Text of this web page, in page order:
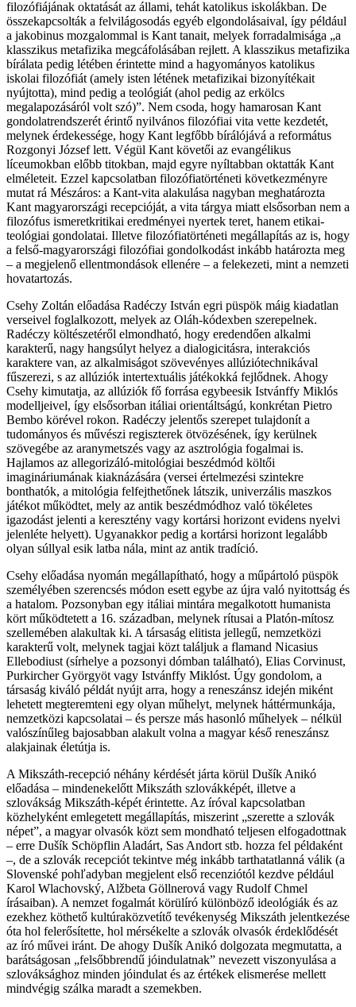
filozófiájának oktatását az állami, tehát katolikus iskolákban. De
összekapcsolták a felvilágosodás egyéb elgondolásaival, így például
a jakobinus mozgalommal is Kant tanait, melyek forradalmisága „a
klasszikus metafizika megcáfolásában rejlett. A klasszikus metafizika
bírálata pedig létében érintette mind a hagyományos katolikus
iskolai filozófiát (amely isten létének metafizikai bizonyítékait
nyújtotta), mind pedig a teológiát (ahol pedig az erkölcs
megalapozásáról volt szó)”. Nem csoda, hogy hamarosan Kant
gondolatrendszerét érintő nyilvános filozófiai vita vette kezdetét,
melynek érdekessége, hogy Kant legfőbb bírálójává a református
Rozgonyi József lett. Végül Kant követői az evangélikus
líceumokban előbb titokban, majd egyre nyíltabban oktatták Kant
elméleteit. Ezzel kapcsolatban filozófiatörténeti következményre
mutat rá Mészáros: a Kant-vita alakulása nagyban meghatározta
Kant magyarországi recepcióját, a vita tárgya miatt elsősorban nem a
filozófus ismeretkritikai eredményei nyertek teret, hanem etikai-
teológiai gondolatai. Illetve filozófiatörténeti megállapítás az is, hogy
a felső-magyarországi filozófiai gondolkodást inkább határozta meg
– a megjelenő ellentmondások ellenére – a felekezeti, mint a nemzeti
hovatartozás.
Csehy Zoltán előadása Radéczy István egri püspök máig kiadatlan
verseivel foglalkozott, melyek az Oláh-kódexben szerepelnek.
Radéczy költészetéről elmondható, hogy eredendően alkalmi
karakterű, nagy hangsúlyt helyez a dialogicitásra, interakciós
karaktere van, az alkalmiságot szövevényes allúziótechnikával
fűszerezi, s az allúziók intertextuális játékokká fejlődnek. Ahogy
Csehy kimutatja, az allúziók fő forrása egybeesik Istvánffy Miklós
modelljeivel, így elsősorban itáliai orientáltságú, konkrétan Pietro
Bembo körével rokon. Radéczy jelentős szerepet tulajdonít a
tudományos és művészi regiszterek ötvözésének, így kerülnek
szövegébe az aranymetszés vagy az asztrológia fogalmai is.
Hajlamos az allegorizáló-mitológiai beszédmód költői
imagináriumának kiaknázására (versei értelmezési szintekre
bonthatók, a mitológia felfejthetőnek látszik, univerzális maszkos
játékot működtet, mely az antik beszédmódhoz való tökéletes
igazodást jelenti a keresztény vagy kortársi horizont evidens nyelvi
jelenléte helyett). Ugyanakkor pedig a kortársi horizont legalább
olyan súllyal esik latba nála, mint az antik tradíció.
Csehy előadása nyomán megállapítható, hogy a műpártoló püspök
személyében szerencsés módon esett egybe az újra való nyitottság és
a hatalom. Pozsonyban egy itáliai mintára megalkotott humanista
kört működtetett a 16. században, melynek rítusai a Platón-mítosz
szellemében alakultak ki. A társaság elitista jellegű, nemzetközi
karakterű volt, melynek tagjai közt találjuk a flamand Nicasius
Ellebodiust (sírhelye a pozsonyi dómban található), Elias Corvinust,
Purkircher Györgyöt vagy Istvánffy Miklóst. Úgy gondolom, a
társaság kiváló példát nyújt arra, hogy a reneszánsz idején miként
lehetett megteremteni egy olyan műhelyt, melynek háttérmunkája,
nemzetközi kapcsolatai – és persze más hasonló műhelyek – nélkül
valószínűleg bajosabban alakult volna a magyar késő reneszánsz
alakjainak életútja is.
A Mikszáth-recepció néhány kérdését járta körül Dušík Anikó
előadása – mindenekelőtt Mikszáth szlovákképét, illetve a
szlovákság Mikszáth-képét érintette. Az íróval kapcsolatban
közhelyként emlegetett megállapítás, miszerint „szerette a szlovák
népet”, a magyar olvasók közt sem mondható teljesen elfogadottnak
– erre Dušík Schöpflin Aladárt, Sas Andort stb. hozza fel példaként
–, de a szlovák recepciót tekintve még inkább tarthatatlanná válik (a
Slovenské pohľadyban megjelent első recenziótól kezdve például
Karol Wlachovský, Alžbeta Göllnerová vagy Rudolf Chmel
írásaiban). A nemzet fogalmát körülíró különböző ideológiák és az
ezekhez köthető kultúraközvetítő tevékenység Mikszáth jelentkezése
óta hol felerősítette, hol mérsékelte a szlovák olvasók érdeklődését
az író művei iránt. De ahogy Dušík Anikó dolgozata megmutatta, a
barátságosan „felsőbbrendű jóindulatnak” nevezett viszonyulása a
szlováksághoz minden jóindulat és az értékek elismerése mellett
mindvégig szálka maradt a szemekben.